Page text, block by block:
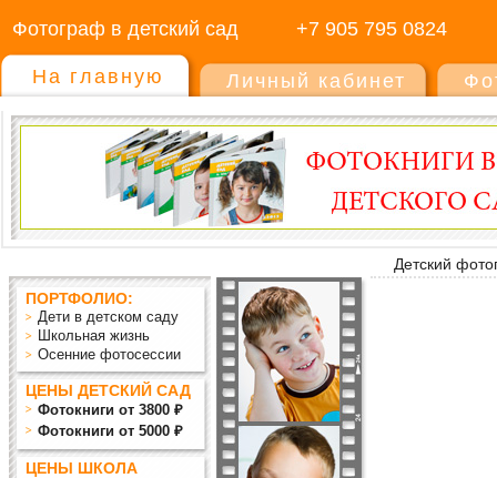
Фотограф в детский сад +7 905 795 0824
На главную Личный кабинет
Детский
ПОРТФОЛИО:
Дети в детском саду
Школьная жизнь
Осенние фотосессии
ЦЕНЫ ДЕТСКИЙ САД
Фотокниги от 3800 ₽
Фотокниги от 5000 ₽
ЦЕНЫ ШКОЛА